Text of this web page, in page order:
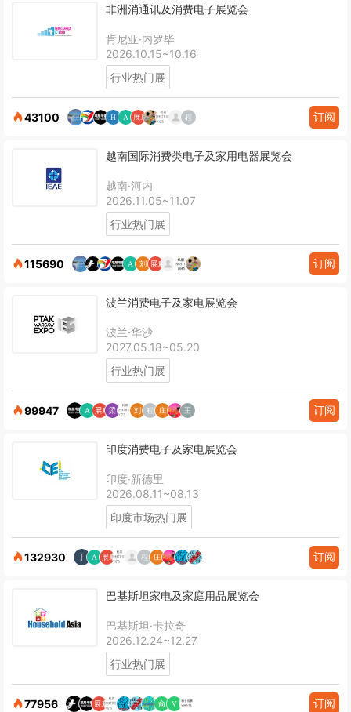
非洲消通讯及消费电子展览会
肯尼亚·内罗毕
2026.10.15~10.16
行业热门展
43100 订阅
越南国际消费类电子及家用电器展览会
越南·河内
2026.11.05~11.07
行业热门展
115690 订阅
波兰消费电子及家电展览会
波兰·华沙
2027.05.18~05.20
行业热门展
99947 订阅
印度消费电子及家电展览会
印度·新德里
2026.08.11~08.13
印度市场热门展
132930 订阅
巴基斯坦家电及家庭用品展览会
巴基斯坦·卡拉奇
2026.12.24~12.27
行业热门展
77956 订阅